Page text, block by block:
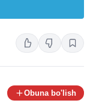
Obuna bo'lish